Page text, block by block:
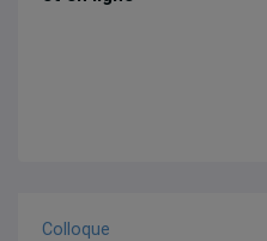
Colloque